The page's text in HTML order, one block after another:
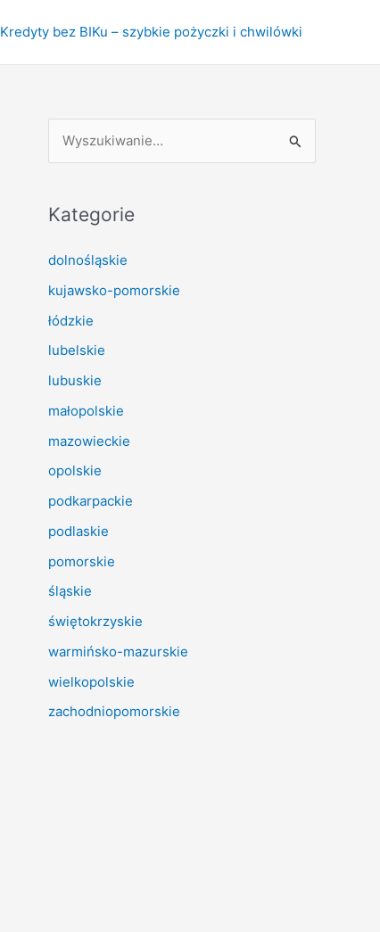
Kredyty bez BIKu – szybkie pożyczki i chwilówki
k
j
d
l
a
:
Kategorie
dolnośląskie
kujawsko-pomorskie
łódzkie
lubelskie
lubuskie
małopolskie
mazowieckie
opolskie
podkarpackie
podlaskie
pomorskie
śląskie
świętokrzyskie
warmińsko-mazurskie
wielkopolskie
zachodniopomorskie